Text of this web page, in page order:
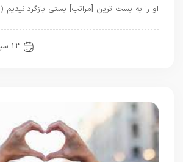
او را به پست‏ ترين [مراتب] پستى بازگردانيديم (۵) تین دقت …
13 سپتامبر